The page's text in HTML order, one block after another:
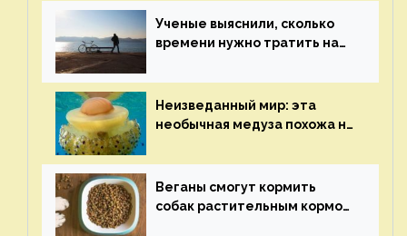
Ученые выяснили, сколько
времени нужно тратить на
здоровья — новости экологии
на ECOportal
Неизведанный мир: эта
необычная медуза похожа на
экологии на ECOportal
Веганы смогут кормить
собак растительным кормом